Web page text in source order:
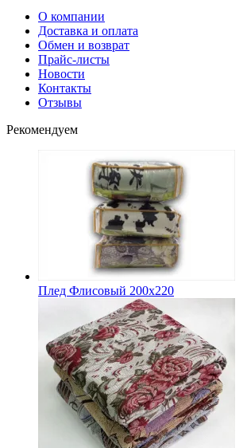
О компании
Доставка и оплата
Обмен и возврат
Прайс-листы
Новости
Контакты
Отзывы
Рекомендуем
Плед Флисовый 200х220